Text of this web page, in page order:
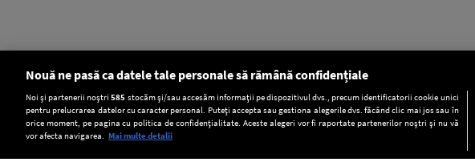
Setări:
Dark Mode
Nouă ne pasă ca datele tale personale să rămână confidențiale
Noi și partenerii noștri585 stocăm și/sau accesăm informații pe dispozitivul dvs., precum identificatorii cookie unici
pentru prelucrarea datelor cu caracter personal. Puteți accepta sau gestiona alegerile dvs. făcând clic mai jos sau în
orice moment, pe pagina cu politica de confidențialitate. Aceste alegeri vor fi raportate partenerilor noștri și nu vă
vor afecta navigarea. Mai multe detalii